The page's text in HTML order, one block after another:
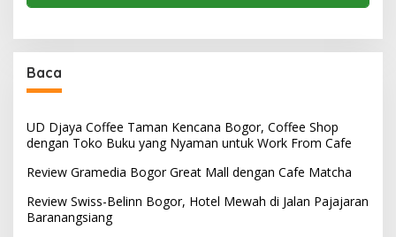
Baca
UD Djaya Coffee Taman Kencana Bogor, Coffee Shop
dengan Toko Buku yang Nyaman untuk Work From Cafe
Review Gramedia Bogor Great Mall dengan Cafe Matcha
Review Swiss-Belinn Bogor, Hotel Mewah di Jalan Pajajaran
Baranangsiang